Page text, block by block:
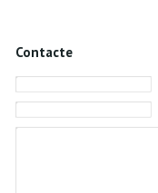
Contacte